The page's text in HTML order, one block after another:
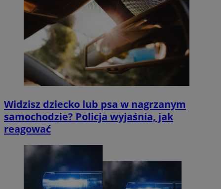
Widzisz dziecko lub psa w nagrzanym
samochodzie? Policja wyjaśnia, jak
reagować